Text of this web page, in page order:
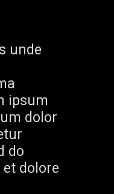
unde
ipsum
dolor
do
dolore